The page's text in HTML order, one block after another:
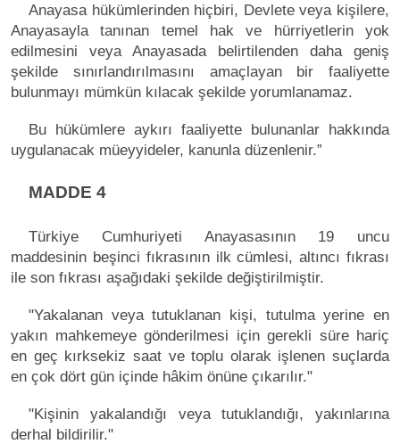
Anayasa hükümlerinden hiçbiri, Devlete veya kişilere,
Anayasayla tanınan temel hak ve hürriyetlerin yok
edilmesini veya Anayasada belirtilenden daha geniş
şekilde sınırlandırılmasını amaçlayan bir faaliyette
bulunmayı mümkün kılacak şekilde yorumlanamaz.
Bu hükümlere aykırı faaliyette bulunanlar hakkında
uygulanacak müeyyideler, kanunla düzenlenir.”
MADDE 4
Türkiye Cumhuriyeti Anayasasının 19 uncu
maddesinin beşinci fıkrasının ilk cümlesi, altıncı fıkrası
ile son fıkrası aşağıdaki şekilde değiştirilmiştir.
"Yakalanan veya tutuklanan kişi, tutulma yerine en
yakın mahkemeye gönderilmesi için gerekli süre hariç
en geç kırksekiz saat ve toplu olarak işlenen suçlarda
en çok dört gün içinde hâkim önüne çıkarılır."
"Kişinin yakalandığı veya tutuklandığı, yakınlarına
derhal bildirilir."